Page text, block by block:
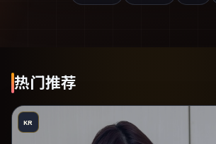
热门推荐
KR